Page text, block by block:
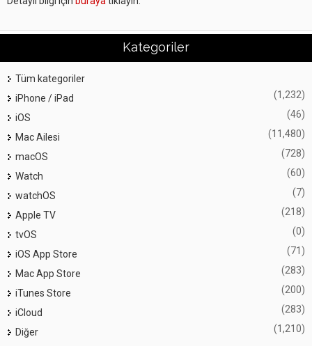
Kategoriler
Tüm kategoriler
iPhone / iPad
(1,232)
iOS (46)
Mac Ailesi (11,480)
macOS (728)
Watch (60)
watchOS (7)
Apple TV (218)
tvOS (0)
iOS App Store (71)
Mac App Store (283)
iTunes Store (200)
iCloud (283)
Diğer (1,210)